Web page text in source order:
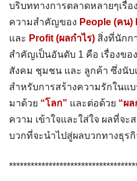
บริบททางการตลาดหลายๆเรื่อ
ความสำคัญของ People (คน)
และ Profit (ผลกำไร) สิ่งที่นักก
สำคัญเป็นอันดับ 1 คือ เรื่องขอ
สังคม ชุมชน และ ลูกค้า ซึ่งนั
สำหรับการสร้างความรักในแ
มาด้วย “โลก” และต่อด้วย “ผล
ความ เข้าใจและใส่ใจ ผลที่จะ
บวกที่จะนำไปสู่ผลบวกทางธุร